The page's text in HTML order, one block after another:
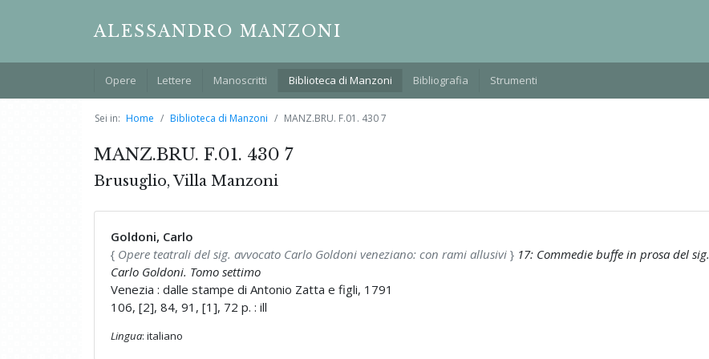
ALESSANDRO MANZONI
Opere Lettere Manoscritti Biblioteca di Manzoni Bibliografia Strumenti
Sei in: Home Biblioteca di Manzoni MANZ.BRU. F.01. 430 7
MANZ.BRU. F.01. 430 7
Brusuglio, Villa Manzoni
Goldoni, Carlo
{ Opere teatrali del sig. avvocato Carlo Goldoni veneziano: con rami allusivi } 17: Commedie buffe in prosa del sig.
Carlo Goldoni. Tomo settimo
Venezia : dalle stampe di Antonio Zatta e figli, 1791
106, [2], 84, 91, [1], 72 p. : ill
Lingua: italiano